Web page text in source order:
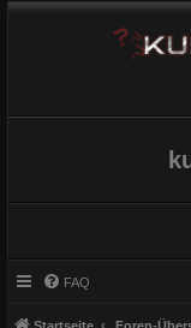
FAQ